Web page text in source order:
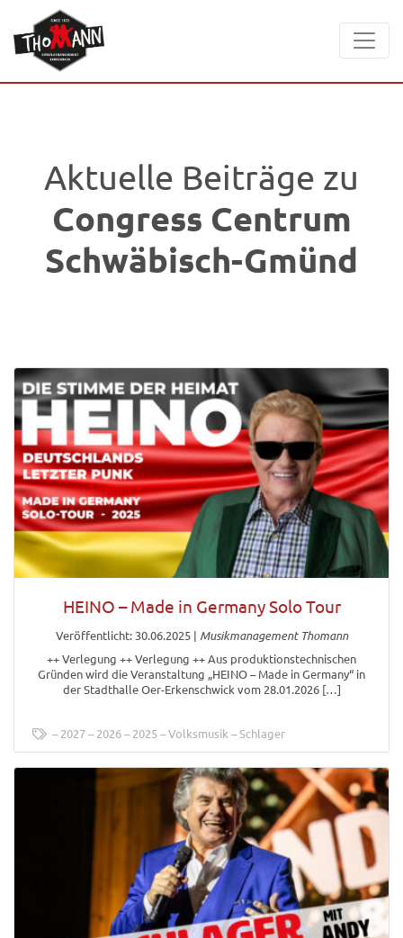
Aktuelle Beiträge zu
Congress Centrum
Schwäbisch-Gmünd
HEINO – Made in Germany Solo Tour
Veröffentlicht: 30.06.2025| Musikmanagement Thomann
++ Verlegung ++ Verlegung ++ Aus produktionstechnischen
Gründen wird die Veranstaltung „HEINO – Made in Germany“ in
der Stadthalle Oer-Erkenschwick vom 28.01.2026 […]
2027 2026 2025 Volksmusik Schlager